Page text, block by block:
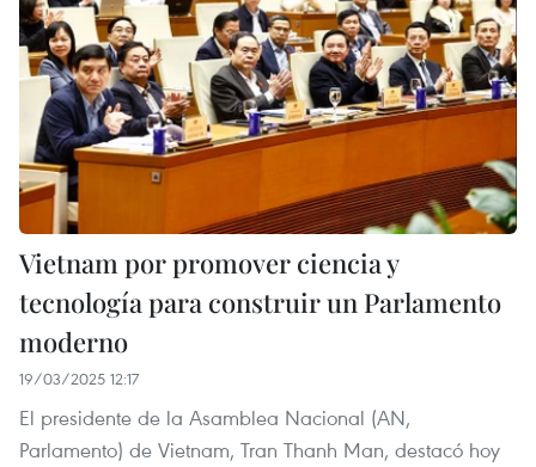
Vietnam por promover ciencia y
tecnología para construir un Parlamento
moderno
19/03/2025 12:17
El presidente de la Asamblea Nacional (AN,
Parlamento) de Vietnam, Tran Thanh Man, destacó hoy